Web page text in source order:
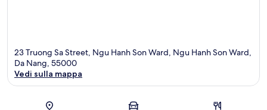
23 Truong Sa Street, Ngu Hanh Son Ward, Ngu Hanh Son Ward,
Da Nang, 55000
Vedi sulla mappa